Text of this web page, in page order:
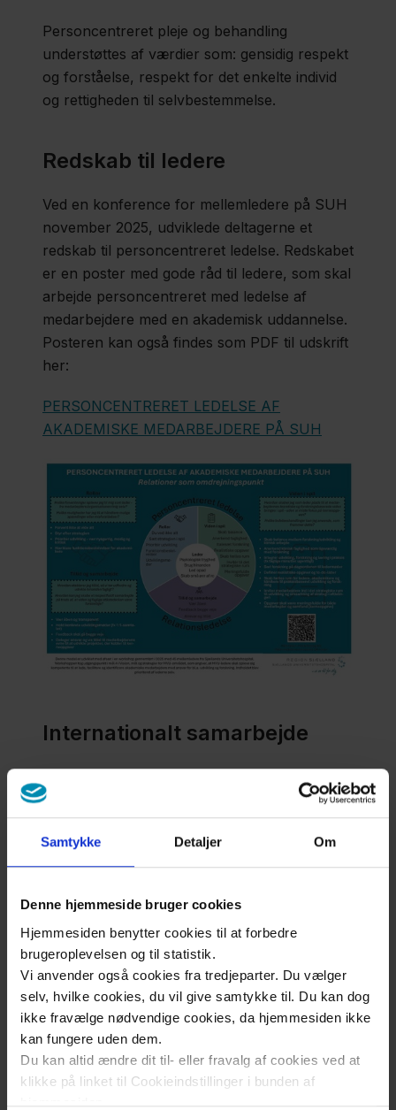
Samtykke Detaljer Om
Denne hjemmeside bruger cookies
Hjemmesiden benytter cookies til at forbedre
brugeroplevelsen og til statistik.
Vi anvender også cookies fra tredjeparter. Du vælger
selv, hvilke cookies, du vil give samtykke til. Du kan dog
ikke fravælge nødvendige cookies, da hjemmesiden ikke
kan fungere uden dem.
Du kan altid ændre dit til- eller fravalg af cookies ved at
klikke på linket til Cookieindstillinger i bunden af
hjemmesiden.
Personcentreret pleje og behandling
understøttes af værdier som: gensidig respekt
og forståelse, respekt for det enkelte individ
og rettigheden til selvbestemmelse.
Redskab til ledere
Ved en konference for mellemledere på SUH
november 2025, udviklede deltagerne et
redskab til personcentreret ledelse. Redskabet
er en poster med gode råd til ledere, som skal
arbejde personcentreret med ledelse af
medarbejdere med en akademisk uddannelse.
Posteren kan også findes som PDF til udskrift
her:
PERSONCENTRERET LEDELSE AF
AKADEMISKE MEDARBEJDERE PÅ SUH
Internationalt samarbejde
blevet optaget som medlemmer i
International
Community of Practice for Person-centred-
Practice (ICoP)
. Dette betyder et styrket
internationalt samarbejde om udvikling og
Som en del af det internationale samarbejde,
har vi udviklet en handleplan for at arbejde
med personcentreret praksis på Sjællands
Universitetshospital (planen er på engelsk).
Planen bliver løbende revideret og opdateret.
Action Plan Icop